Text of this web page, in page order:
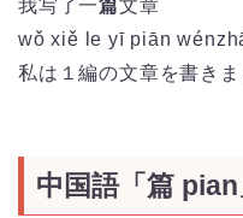
我写了一篇文章
wǒ xiě le yī piān
私は１編の文章を書きま
中国語「篇